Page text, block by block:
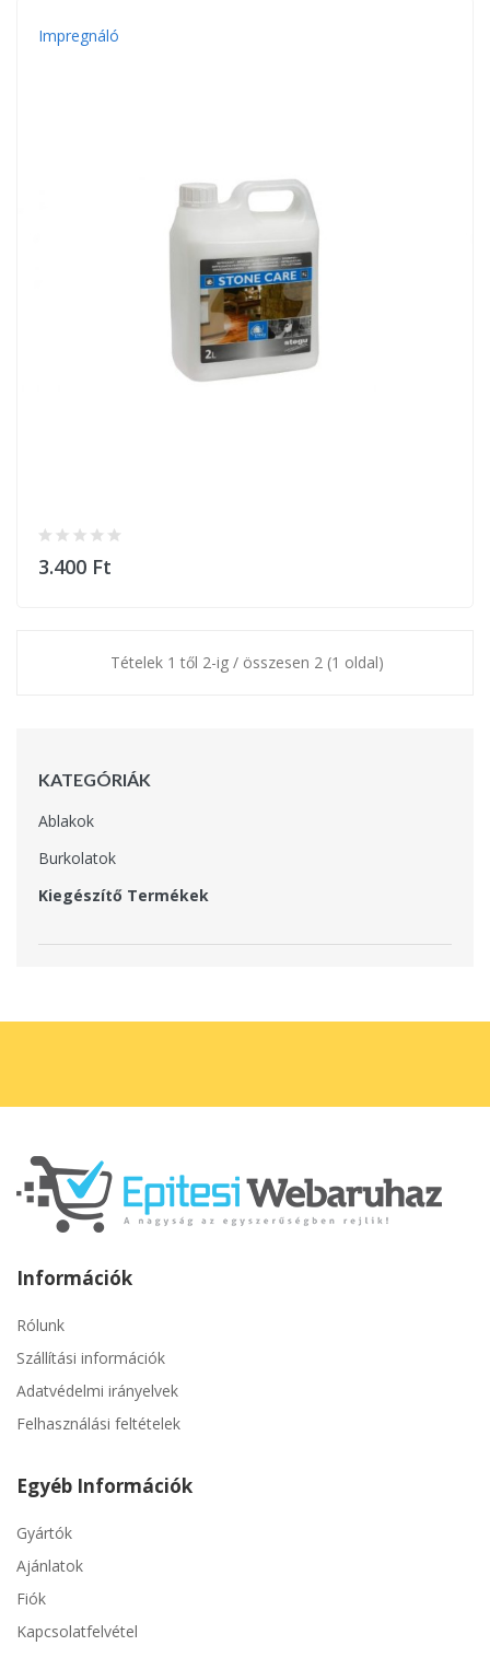
KATEGÓRIÁK
Ablakok
Burkolatok
Kiegészítő Termékek
Impregnáló
3.400 Ft
Tételek 1 től 2-ig / összesen 2 (1 oldal)
Információk
Rólunk
Szállítási információk
Adatvédelmi irányelvek
Felhasználási feltételek
Egyéb Információk
Gyártók
Ajánlatok
Fiók
Kapcsolatfelvétel